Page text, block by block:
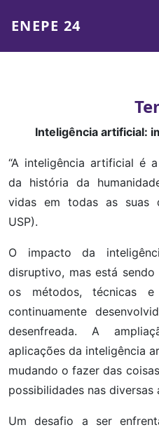
ENEPE 24
Inteligência artificial:
“A inteligência artificial é
da história da
vidas em todas as suas
USP).
O impacto da
disruptivo, mas está
os métodos, técnicas e
continuamente
desenfreada. A
aplicações da inteligência
mudando o fazer das
possibilidades nas diversas
Um desafio a ser